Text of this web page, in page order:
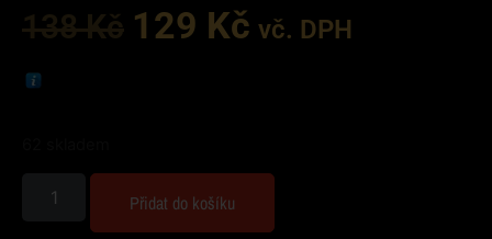
138Kč 129 Kč vč. DPH
Přidat do košíku